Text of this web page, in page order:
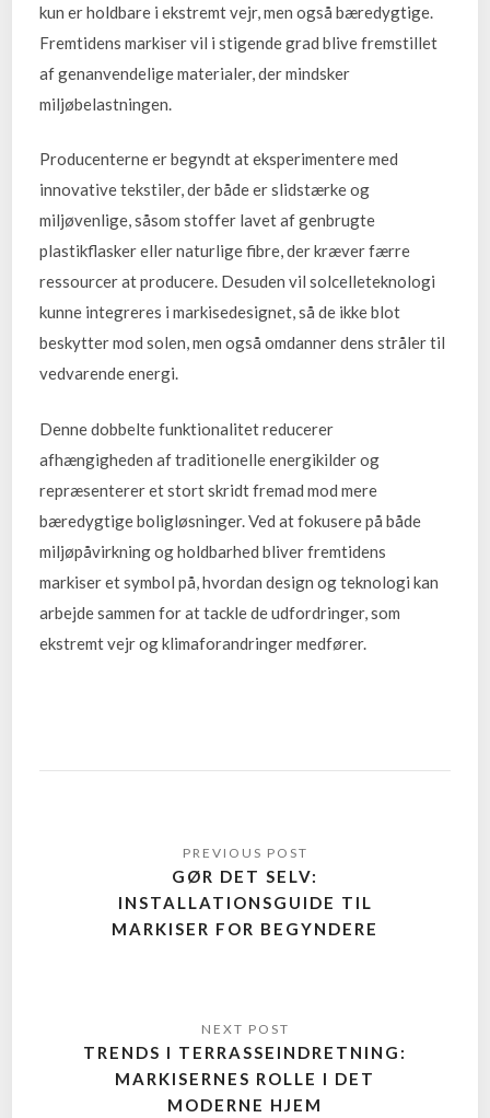
kun er holdbare i ekstremt vejr, men også bæredygtige.
Fremtidens markiser vil i stigende grad blive fremstillet
af genanvendelige materialer, der mindsker
miljøbelastningen.
Producenterne er begyndt at eksperimentere med
innovative tekstiler, der både er slidstærke og
miljøvenlige, såsom stoffer lavet af genbrugte
plastikflasker eller naturlige fibre, der kræver færre
ressourcer at producere. Desuden vil solcelleteknologi
kunne integreres i markisedesignet, så de ikke blot
beskytter mod solen, men også omdanner dens stråler til
vedvarende energi.
Denne dobbelte funktionalitet reducerer
afhængigheden af traditionelle energikilder og
repræsenterer et stort skridt fremad mod mere
bæredygtige boligløsninger. Ved at fokusere på både
miljøpåvirkning og holdbarhed bliver fremtidens
markiser et symbol på, hvordan design og teknologi kan
arbejde sammen for at tackle de udfordringer, som
ekstremt vejr og klimaforandringer medfører.
GØR DET SELV:
INSTALLATIONSGUIDE TIL
MARKISER FOR BEGYNDERE
TRENDS I TERRASSEINDRETNING:
MARKISERNES ROLLE I DET
MODERNE HJEM